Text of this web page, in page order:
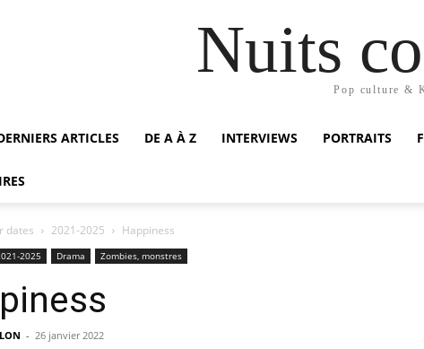
Nuits
Pop culture &
ARTICLES DE A À Z INTERVIEWS PORTRAITS
dates 2021-2025 Happiness
2025 Drama Zombies, monstres
- 26 janvier 2022